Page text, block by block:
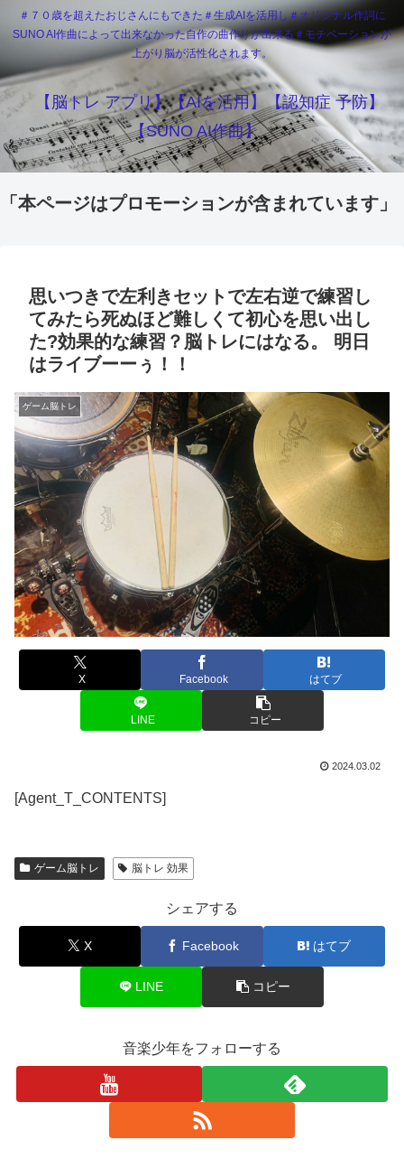
＃７０歳を超えたおじさんにもできた＃生成AIを活用し＃オリジナル作詞に
SUNO AI作曲によって出来なかった自作の曲作りが出来る＃モチベーションが
上がり脳が活性化されます。
【脳トレ アプリ】【AIを活用】【認知症 予防】
【SUNO AI作曲】
「本ページはプロモーションが含まれています」
思いつきで左利きセットで左右逆で練習し
てみたら死ぬほど難しくて初心を思い出し
た?効果的な練習？脳トレにはなる。 明日
はライブーーぅ！！
ゲーム脳トレ
X Facebook はてブ
LINE コピー
2024.03.02
[Agent_T_CONTENTS]
ゲーム脳トレ 脳トレ 効果
シェアする
X Facebook はてブ
LINE コピー
音楽少年をフォローする